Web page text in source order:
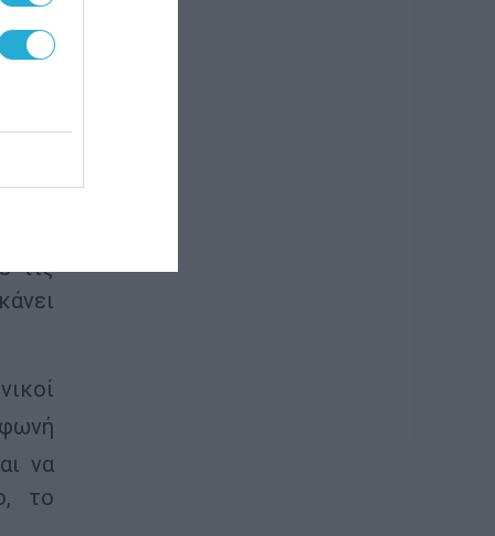
να
τις
να
το